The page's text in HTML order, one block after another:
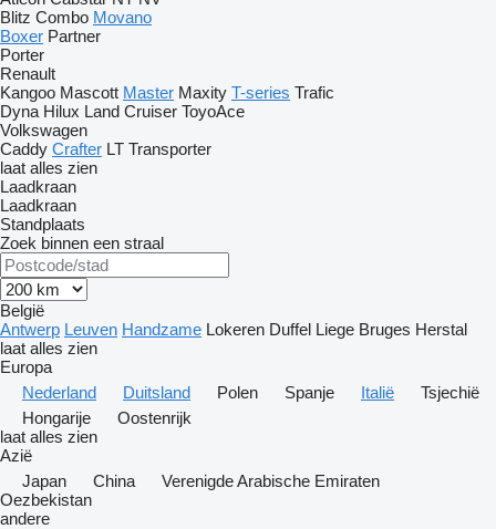
Blitz Combo Movano
Boxer Partner
Porter
Renault
Kangoo Mascott Master Maxity T-series Trafic
Dyna Hilux Land Cruiser ToyoAce
Volkswagen
Caddy Crafter LT Transporter
laat alles zien
Laadkraan
Laadkraan
Standplaats
Zoek binnen een straal
België
Antwerp Leuven Handzame Lokeren Duffel Liege Bruges Herstal
laat alles zien
Europa
Nederland
Duitsland Polen Spanje Italië
Tsjechië
Hongarije
Oostenrijk
laat alles zien
Azië
Japan
China
Verenigde Arabische Emiraten
Oezbekistan
andere